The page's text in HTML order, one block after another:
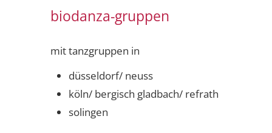
biodanza-gruppen
mit tanzgruppen in
düsseldorf/ neuss
köln/ bergisch gladbach/ refrath
solingen